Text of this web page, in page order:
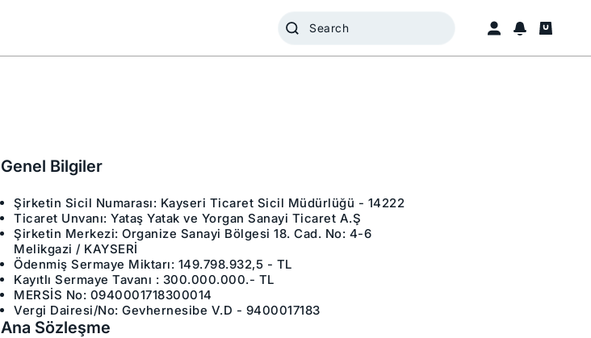
Genel Bilgiler
Şirketin Sicil Numarası: Kayseri Ticaret Sicil Müdürlüğü - 14222
Ticaret Unvanı: Yataş Yatak ve Yorgan Sanayi Ticaret A.Ş
Şirketin Merkezi: Organize Sanayi Bölgesi 18. Cad. No: 4-6
Melikgazi / KAYSERİ
Ödenmiş Sermaye Miktarı: 149.798.932,5 - TL
Kayıtlı Sermaye Tavanı : 300.000.000.- TL
MERSİS No: 0940001718300014
Vergi Dairesi/No: Gevhernesibe V.D - 9400017183
Ana Sözleşme